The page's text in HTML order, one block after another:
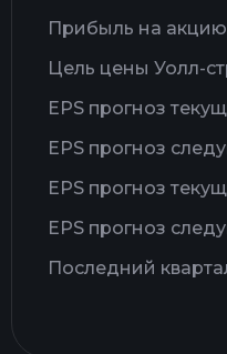
Прибыль на акцию
Цель цены Уолл-
EPS прогноз
EPS прогноз
EPS прогноз
EPS прогноз
Последний